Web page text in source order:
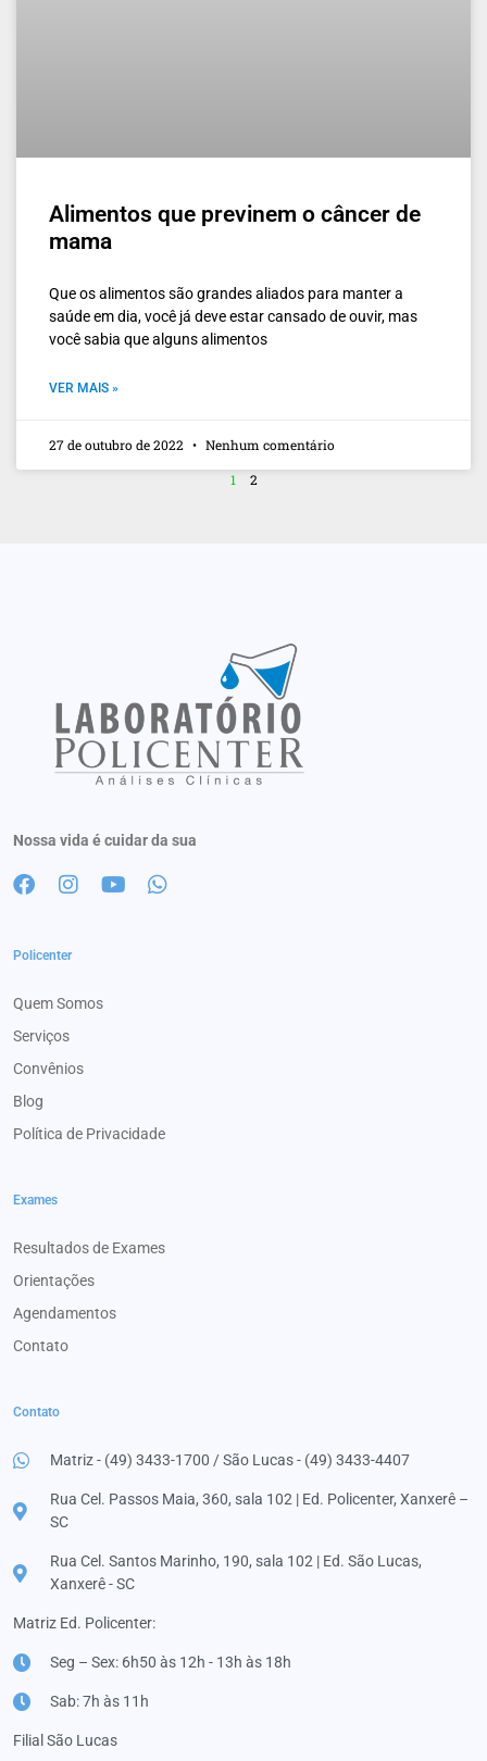
Alimentos que previnem o câncer de
mama
Que os alimentos são grandes aliados para manter a
saúde em dia, você já deve estar cansado de ouvir, mas
você sabia que alguns alimentos
VER MAIS »
27 de outubro de 2022
Nenhum comentário
1
2
Nossa vida é cuidar da sua
Policenter
Quem Somos
Serviços
Convênios
Blog
Política de Privacidade
Exames
Resultados de Exames
Orientações
Agendamentos
Contato
Contato
Matriz - (49) 3433-1700 / São Lucas - (49) 3433-4407
Rua Cel. Passos Maia, 360, sala 102 | Ed. Policenter, Xanxerê –
SC
Rua Cel. Santos Marinho, 190, sala 102 | Ed. São Lucas,
Xanxerê - SC
Matriz Ed. Policenter:
Seg – Sex: 6h50 às 12h - 13h às 18h
Sab: 7h às 11h
Filial São Lucas